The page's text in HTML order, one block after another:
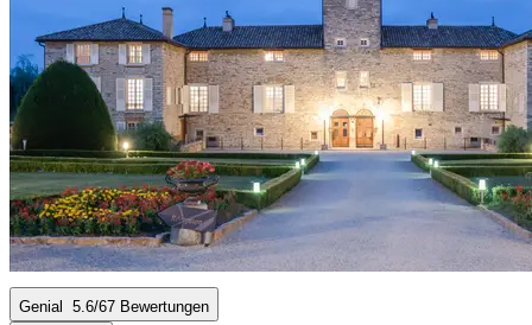
Genial 5.6/67 Bewertungen